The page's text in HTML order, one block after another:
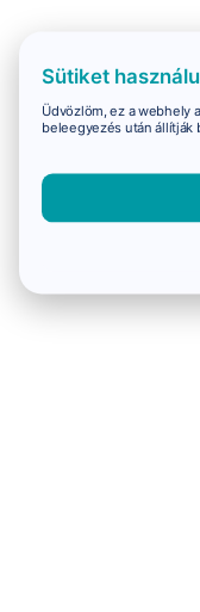
Sütiket
Üdvözlöm, ez a webhely
beleegyezés után állítják